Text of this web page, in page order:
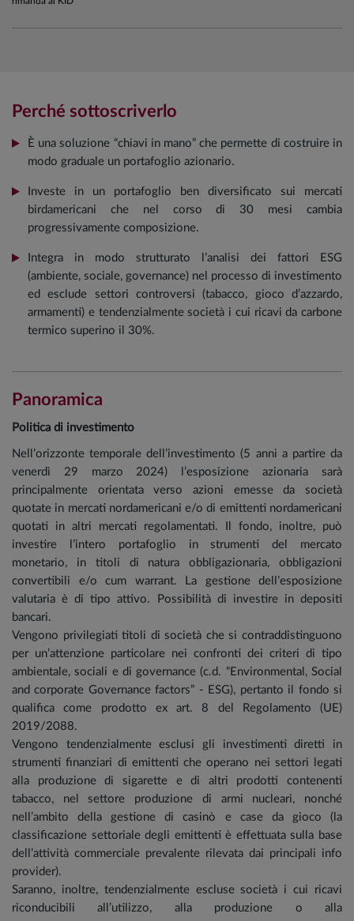
Perché sottoscriverlo
È una soluzione “chiavi in mano” che permette di costruire in
modo graduale un portafoglio azionario.
Investe in un portafoglio ben diversificato sui mercati
birdamericani che nel corso di 30 mesi cambia
progressivamente composizione.
Integra in modo strutturato l’analisi dei fattori ESG
(ambiente, sociale, governance) nel processo di investimento
ed esclude settori controversi (tabacco, gioco d’azzardo,
armamenti) e tendenzialmente società i cui ricavi da carbone
termico superino il 30%.
Panoramica
Politica di investimento
Nell’orizzonte temporale dell’investimento (5 anni a partire da
venerdì 29 marzo 2024) l’esposizione azionaria sarà
principalmente orientata verso azioni emesse da società
quotate in mercati nordamericani e/o di emittenti nordamericani
quotati in altri mercati regolamentati. Il fondo, inoltre, può
investire l’intero portafoglio in strumenti del mercato
monetario, in titoli di natura obbligazionaria, obbligazioni
convertibili e/o cum warrant. La gestione dell’esposizione
valutaria è di tipo attivo. Possibilità di investire in depositi
bancari.
Vengono privilegiati titoli di società che si contraddistinguono
per un’attenzione particolare nei confronti dei criteri di tipo
ambientale, sociali e di governance (c.d. “Environmental, Social
and corporate Governance factors” - ESG), pertanto il fondo si
qualifica come prodotto ex art. 8 del Regolamento (UE)
2019/2088.
Vengono tendenzialmente esclusi gli investimenti diretti in
strumenti finanziari di emittenti che operano nei settori legati
alla produzione di sigarette e di altri prodotti contenenti
tabacco, nel settore produzione di armi nucleari, nonché
nell’ambito della gestione di casinò e case da gioco (la
classificazione settoriale degli emittenti è effettuata sulla base
dell’attività commerciale prevalente rilevata dai principali info
provider).
Saranno, inoltre, tendenzialmente escluse società i cui ricavi
riconducibili all’utilizzo, alla produzione o alla